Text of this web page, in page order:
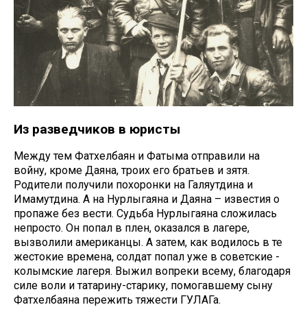
Из разведчиков в юристы
Между тем Фатхелбаян и Фатыма отправили на
войну, кроме Даяна, троих его братьев и зятя.
Родители получили похоронки на Галяутдина и
Имамутдина. А на Нурлыгаяна и Даяна – известия о
пропаже без вести. Судьба Нурлыгаяна сложилась
непросто. Он попал в плен, оказался в лагере,
вызволили американцы. А затем, как водилось в те
жестокие времена, солдат попал уже в советские -
колымские лагеря. Выжил вопреки всему, благодаря
силе воли и татарину-старику, помогавшему сыну
Фатхелбаяна пережить тяжести ГУЛАГа.